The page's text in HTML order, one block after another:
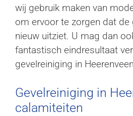
wij gebruik maken van
om ervoor te zorgen dat de
nieuw uitziet. U mag dan
fantastisch eindresultaat
gevelreiniging in
Gevelreiniging in
calamiteiten